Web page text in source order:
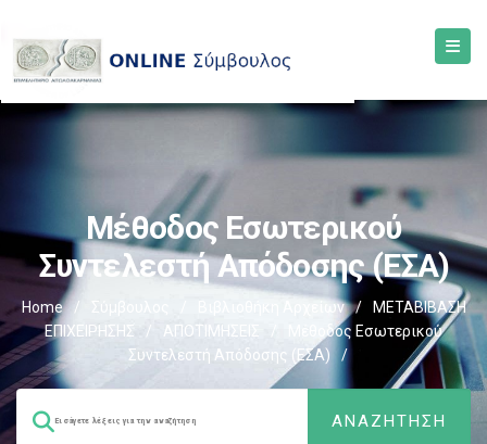
Μέθοδος Εσωτερικού
Συντελεστή Απόδοσης (ΕΣΑ)
Home / Σύμβουλος Βιβλιοθήκη Αρχείων /
ΜΕΤΑΒΙΒΑΣΗ
ΕΠΙΧΕIΡΗΣΗΣ
/ ΑΠΟΤΙΜΗΣΕΙΣ /
Μέθοδος Εσωτερικού
Συντελεστή Απόδοσης (ΕΣΑ)
/